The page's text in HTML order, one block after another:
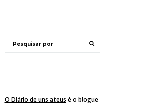
O Diário de uns ateus é o blogue